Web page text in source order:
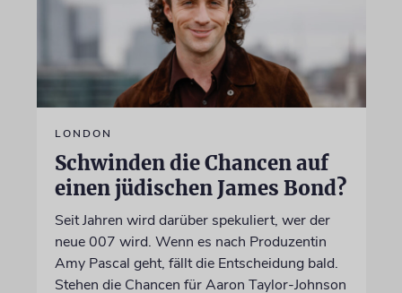
LONDON
Schwinden die Chancen auf
einen jüdischen James Bond?
Seit Jahren wird darüber spekuliert, wer der
neue 007 wird. Wenn es nach Produzentin
Amy Pascal geht, fällt die Entscheidung bald.
Stehen die Chancen für Aaron Taylor-Johnson